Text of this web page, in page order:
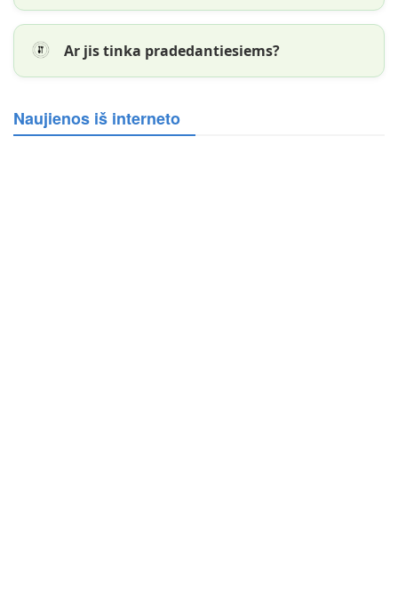
Ar jis tinka pradedantiesiems?
Naujienos iš interneto